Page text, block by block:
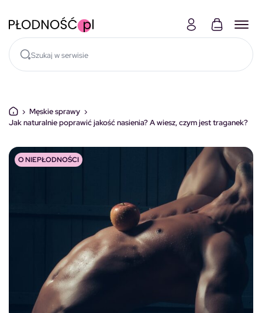
› Męskie sprawy ›
Jak naturalnie poprawić jakość nasienia? A wiesz, czym jest traganek?
O NIEPŁODNOŚCI